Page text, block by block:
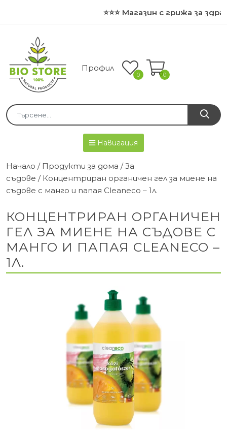
⭐⭐⭐ Магазин с грижа за
Профил
0 0
Навигация
Начало / Продукти за дома /За
съдове / Концентриран органичен гел за миене на
съдове с манго и папая Cleaneco – 1л.
КОНЦЕНТРИРАН ОРГАНИЧЕН
ГЕЛ ЗА МИЕНЕ НА СЪДОВЕ С
МАНГО И ПАПАЯ CLEANECO –
1Л.